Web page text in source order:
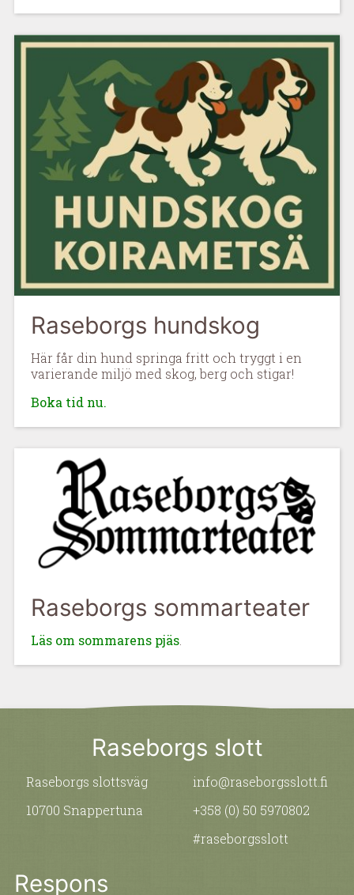
Raseborgs hundskog
Här får din hund springa fritt och tryggt i en
varierande miljö med skog, berg och stigar!
Boka tid nu.
Raseborgs sommarteater
Läs om sommarens pjäs.
Raseborgs slott
Raseborgs slottsväg
10700 Snappertuna
info@raseborgsslott.fi
+358 (0) 50 5970802
#raseborgsslott
Respons